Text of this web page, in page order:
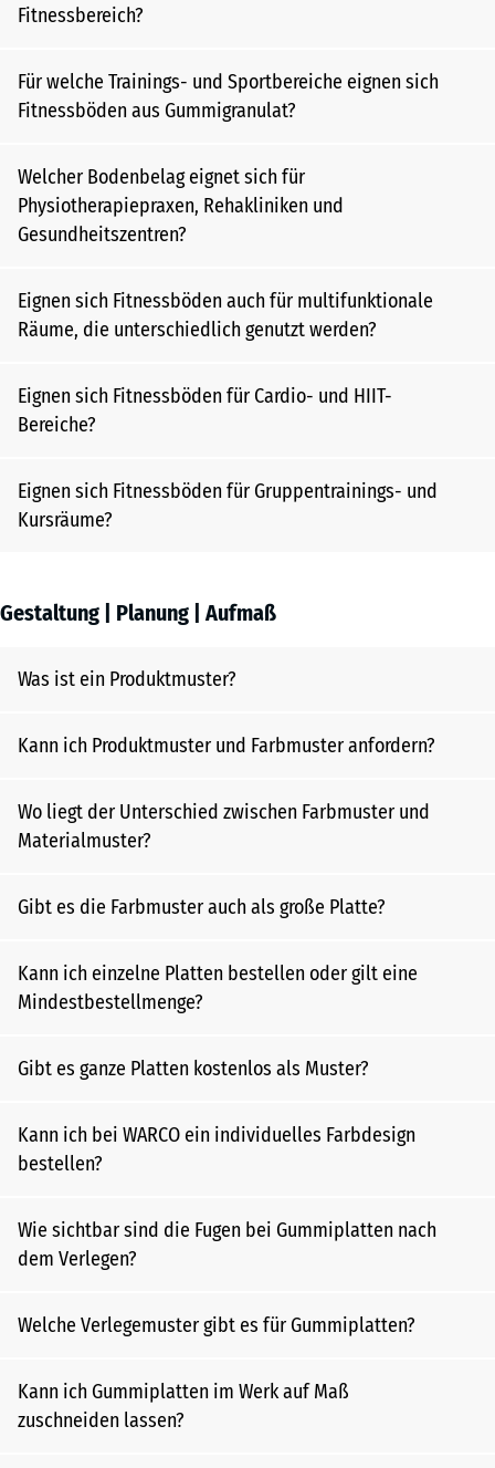
Fitnessbereich?
Für welche Trainings- und Sportbereiche eignen sich
Fitnessböden aus Gummigranulat?
Welcher Bodenbelag eignet sich für
Physiotherapiepraxen, Rehakliniken und
Gesundheitszentren?
Eignen sich Fitnessböden auch für multifunktionale
Räume, die unterschiedlich genutzt werden?
Eignen sich Fitnessböden für Cardio- und HIIT-
Bereiche?
Eignen sich Fitnessböden für Gruppentrainings- und
Kursräume?
Gestaltung | Planung | Aufmaß
Was ist ein Produktmuster?
Kann ich Produktmuster und Farbmuster anfordern?
Wo liegt der Unterschied zwischen Farbmuster und
Materialmuster?
Gibt es die Farbmuster auch als große Platte?
Kann ich einzelne Platten bestellen oder gilt eine
Mindestbestellmenge?
Gibt es ganze Platten kostenlos als Muster?
Kann ich bei WARCO ein individuelles Farbdesign
bestellen?
Wie sichtbar sind die Fugen bei Gummiplatten nach
dem Verlegen?
Welche Verlegemuster gibt es für Gummiplatten?
Kann ich Gummiplatten im Werk auf Maß
zuschneiden lassen?